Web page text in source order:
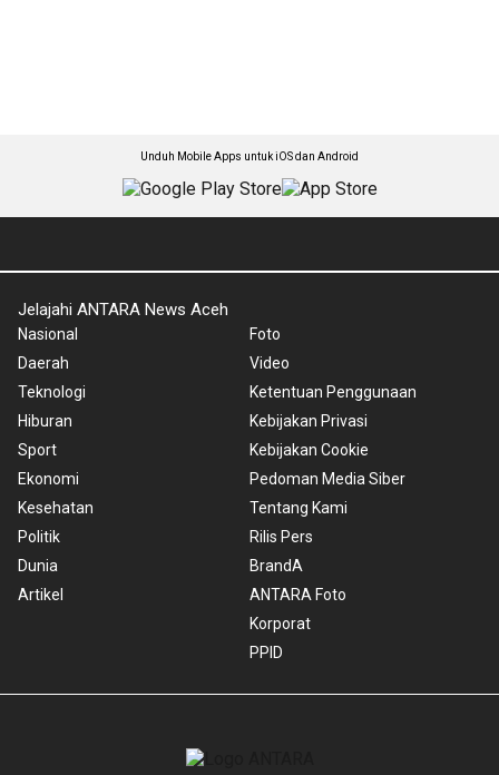
Unduh Mobile Apps untuk iOS dan Android
Jelajahi ANTARA News Aceh
Nasional
Daerah
Teknologi
Hiburan
Sport
Ekonomi
Kesehatan
Politik
Dunia
Artikel
Foto
Video
Ketentuan Penggunaan
Kebijakan Privasi
Kebijakan Cookie
Pedoman Media Siber
Tentang Kami
Rilis Pers
BrandA
ANTARA Foto
Korporat
PPID